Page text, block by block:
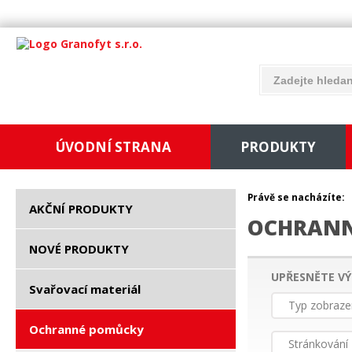
ÚVODNÍ STRANA PRODUKTY
AKČNÍ PRODUKTY
NOVÉ PRODUKTY
Svařovací materiál
Ochranné pomůcky
Právě se nacházíte:
UPŘESNĚTE
Typ
Stránkování